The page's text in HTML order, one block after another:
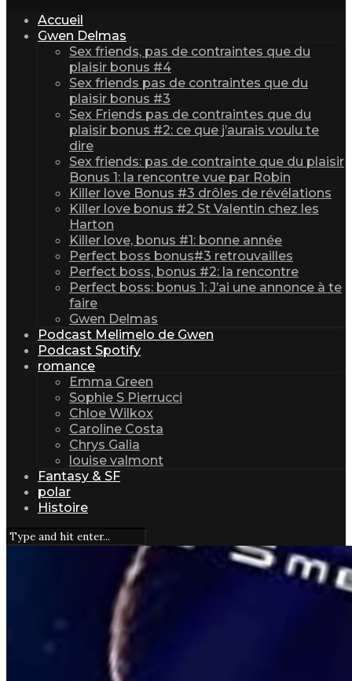
Accueil
Gwen Delmas
Sex friends, pas de contraintes que du
plaisir bonus #4
Sex friends pas de contraintes que du
plaisir bonus #3
Sex Friends pas de contraintes que du
plaisir bonus #2: ce que j’aurais voulu te
dire
Sex friends: pas de contrainte que du plaisir
Bonus 1: la rencontre vue par Robin
Killer love Bonus #3 drôles de révélations
Killer love bonus #2 St Valentin chez les
Harton
Killer love, bonus #1: bonne année
Perfect boss bonus#3 retrouvailles
Perfect boss, bonus #2: la rencontre
Perfect boss: bonus 1: J’ai une annonce à te
faire
Gwen Delmas
Podcast Melimelo de Gwen
Podcast Spotify
romance
Emma Green
Sophie S Pierrucci
Chloe Wilkox
Caroline Costa
Chrys Galia
louise valmont
Fantasy & SF
polar
Histoire